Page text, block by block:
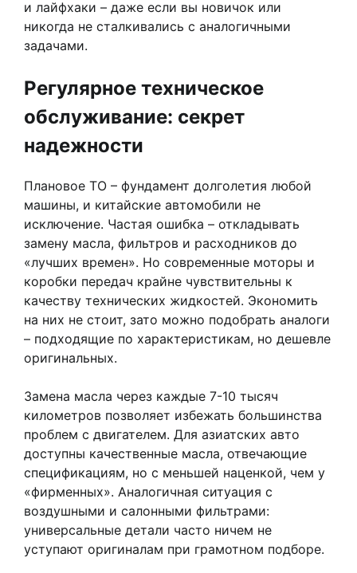
и лайфхаки – даже если вы новичок или
никогда не сталкивались с аналогичными
задачами.
Регулярное техническое
обслуживание: секрет
надежности
Плановое ТО – фундамент долголетия любой
машины, и китайские автомобили не
исключение. Частая ошибка – откладывать
замену масла, фильтров и расходников до
«лучших времен». Но современные моторы и
коробки передач крайне чувствительны к
качеству технических жидкостей. Экономить
на них не стоит, зато можно подобрать аналоги
– подходящие по характеристикам, но дешевле
оригинальных.
Замена масла через каждые 7-10 тысяч
километров позволяет избежать большинства
проблем с двигателем. Для азиатских авто
доступны качественные масла, отвечающие
спецификациям, но с меньшей наценкой, чем у
«фирменных». Аналогичная ситуация с
воздушными и салонными фильтрами:
универсальные детали часто ничем не
уступают оригиналам при грамотном подборе.